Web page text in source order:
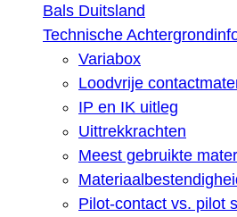
Bals Duitsland
Technische
Variabox
Loodvrije
IP en IK uitleg
Uittrekkrachten
Meest gebruikte
Pilot-contact vs. pilot